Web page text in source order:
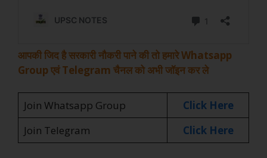
आपकी जिद है सरकारी नौकरी पाने की तो हमारे Whatsapp
Group एवं Telegram चैनल को अभी जॉइन कर ले
Join Whatsapp Group
Click Here
Join Telegram
Click Here